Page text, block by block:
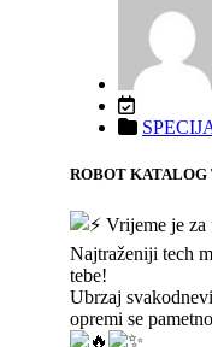
ROBOT
Vrijeme je za
Najtraženiji tech
tebe!
Ubrzaj
opremi se